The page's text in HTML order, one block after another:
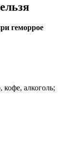
геморрое
кофе, алкоголь;